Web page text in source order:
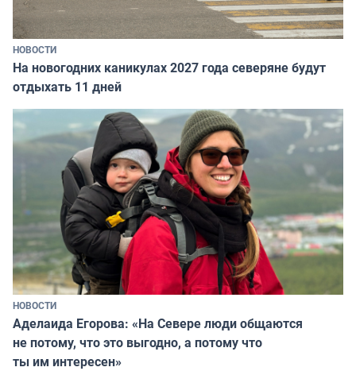
НОВОСТИ
На новогодних каникулах 2027 года северяне будут
отдыхать 11 дней
НОВОСТИ
Аделаида Егорова: «На Севере люди общаются
не потому, что это выгодно, а потому что
ты им интересен»